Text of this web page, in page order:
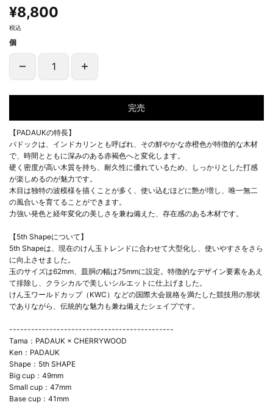
¥8,800
税込
個
完売
【PADAUKの特長】
パドックは、インドカリンとも呼ばれ、その鮮やかな赤橙色が特徴的な木材
で、時間とともに深みのある赤褐色へと変化します。
硬く密度が高い木質を持ち、耐久性に優れているため、しっかりとした打感
が楽しめるのが魅力です。
木目は独特の波模様を描くことが多く、使い込むほどに艶が増し、唯一無二
の風合いを育てることができます。
力強い発色と経年変化の美しさを兼ね備えた、存在感のある木材です。
【5th Shapeについて】
5th Shapeは、現在のけん玉トレンドに合わせて大型化し、使いやすさをさら
に向上させました。
玉のサイズは62mm、皿胴の幅は75mmに設定。特徴的なデザイン要素をあえ
て排除し、クラシカルで美しいシルエットに仕上げました。
けん玉ワールドカップ（KWC）などの国際大会規格を満たした競技用の形状
でありながら、伝統的な魅力も兼ね備えたシェイプです。
---------------------------------------------
Tama：PADAUK × CHERRYWOOD
Ken：PADAUK
Shape：5th SHAPE
Big cup：49mm
Small cup：47mm
Base cup：41mm